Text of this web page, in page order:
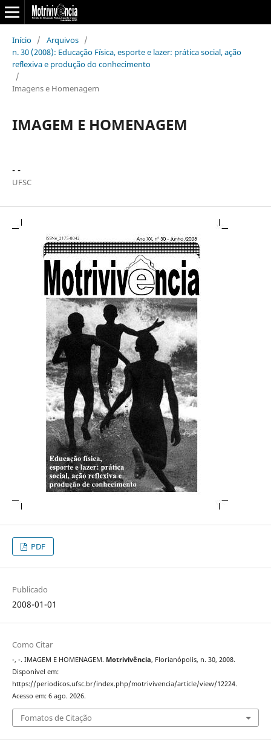
Início / Arquivos /
n. 30 (2008): Educação Física, esporte e lazer: prática social, ação
reflexiva e produção do conhecimento
/
Imagens e Homenagem
IMAGEM E HOMENAGEM
- -
UFSC
PDF
Publicado
2008-01-01
Como Citar
-, -. IMAGEM E HOMENAGEM. Motrivivência, Florianópolis, n. 30, 2008.
Disponível em:
https://periodicos.ufsc.br/index.php/motrivivencia/article/view/12224.
Acesso em: 6 ago. 2026.
Fomatos de Citação